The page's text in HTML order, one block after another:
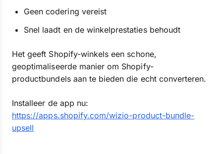
Geen codering vereist
Snel laadt en de winkelprestaties behoudt
Het geeft Shopify-winkels een schone,
geoptimaliseerde manier om Shopify-
productbundels aan te bieden die echt converteren.
Installeer de app nu:
https://apps.shopify.com/wizio-product-bundle-
upsell